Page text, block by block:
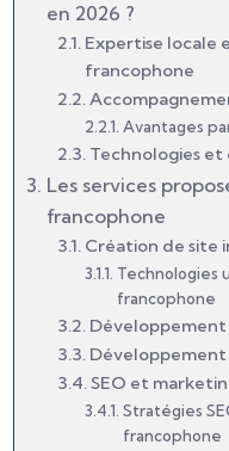
en 2026 ?
Expertise locale
francophone
Avantages
Technologies et
Les services
francophone
Création de site
Technologies
francophone
Développement
Développement
SEO et
Stratégies
francophone